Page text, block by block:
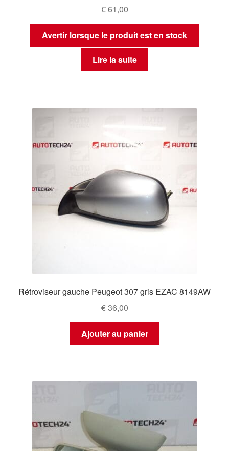
€61,00
Avertir lorsque le produit est en stock
Lire la suite
Rétroviseur gauche Peugeot 307 gris EZAC 8149AW
€36,00
Ajouter au panier